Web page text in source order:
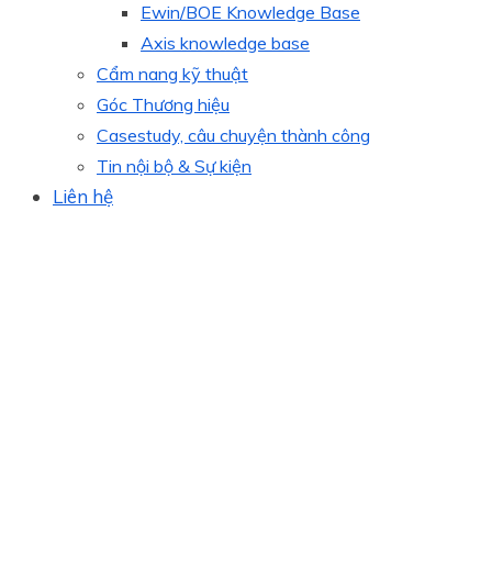
Ewin/BOE Knowledge Base
Axis knowledge base
Cẩm nang kỹ thuật
Góc Thương hiệu
Casestudy, câu chuyện thành công
Tin nội bộ & Sự kiện
Liên hệ